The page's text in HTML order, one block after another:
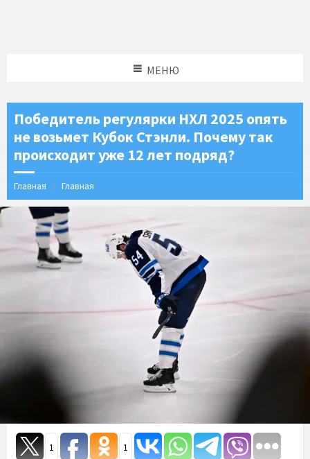
МЕНЮ
Победитель регулярки НХЛ 2025 опять
не возьмет Кубок Стэнли. Почему так
происходит уже 12 лет подряд?
Главная Главная
1 1